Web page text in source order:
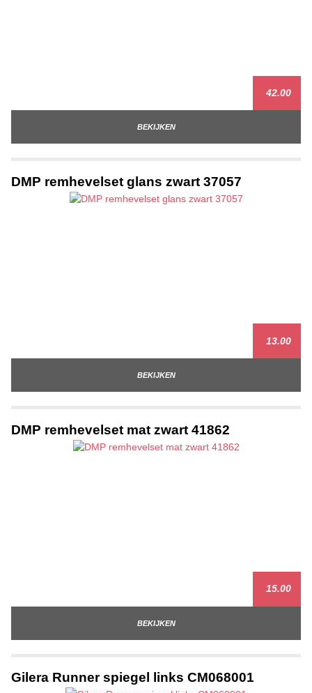
42.00
BEKIJKEN
DMP remhevelset glans zwart 37057
13.00
BEKIJKEN
DMP remhevelset mat zwart 41862
15.00
BEKIJKEN
Gilera Runner spiegel links CM068001